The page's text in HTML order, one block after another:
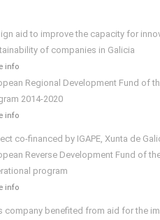
aid to improve the capacity for
of companies in Galicia
info
Regional Development Fund of
2014-2020
info
co-financed by IGAPE, Xunta de
Reverse Development Fund of
program
info
company benefited from aid for the